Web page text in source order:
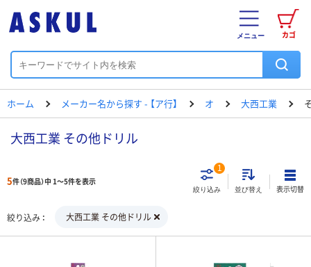
カゴ
メニュー
ホーム メーカー名から探す - 【ア行】 オ 大西工業
大西工業 その他ドリル
5件（9商品）中 1～5件を表示
絞り込み
1
並び替え 表示切替
絞り込み 大西工業 その他ドリル